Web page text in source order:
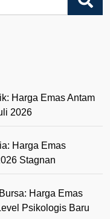
Harga Emas Antam
2026
Harga Emas
Stagnan
Harga Emas
Psikologis Baru